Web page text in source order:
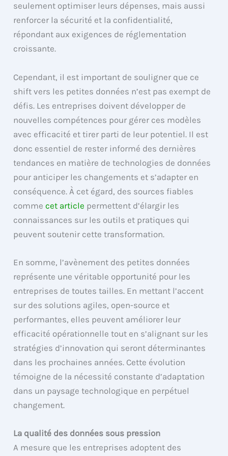
seulement optimiser leurs dépenses, mais aussi
renforcer la sécurité et la confidentialité,
répondant aux exigences de réglementation
croissante.
Cependant, il est important de souligner que ce
shift vers les petites données n’est pas exempt de
défis. Les entreprises doivent développer de
nouvelles compétences pour gérer ces modèles
avec efficacité et tirer parti de leur potentiel. Il est
donc essentiel de rester informé des dernières
tendances en matière de technologies de données
pour anticiper les changements et s’adapter en
conséquence. À cet égard, des sources fiables
commecet article permettent d’élargir les
connaissances sur les outils et pratiques qui
peuvent soutenir cette transformation.
En somme, l’avènement des petites données
représente une véritable opportunité pour les
entreprises de toutes tailles. En mettant l’accent
sur des solutions agiles, open-source et
performantes, elles peuvent améliorer leur
efficacité opérationnelle tout en s’alignant sur les
stratégies d’innovation qui seront déterminantes
dans les prochaines années. Cette évolution
témoigne de la nécessité constante d’adaptation
dans un paysage technologique en perpétuel
changement.
La qualité des données sous pression
A mesure que les entreprises adoptent des